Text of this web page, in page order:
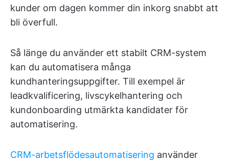
kunder om dagen kommer din inkorg snabbt att
bli överfull.
Så länge du använder ett stabilt CRM-system
kan du automatisera många
kundhanteringsuppgifter. Till exempel är
leadkvalificering, livscykelhantering och
kundonboarding utmärkta kandidater för
automatisering.
CRM-arbetsflödesautomatisering använder